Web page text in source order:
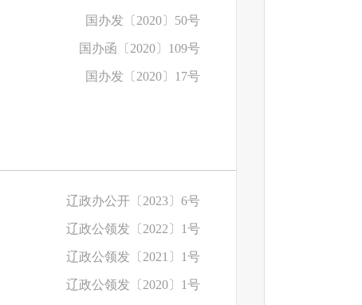
国办发〔2020〕50号
国办函〔2020〕109号
国办发〔2020〕17号
辽政办公开〔2023〕6号
辽政公领发〔2022〕1号
辽政公领发〔2021〕1号
辽政公领发〔2020〕1号